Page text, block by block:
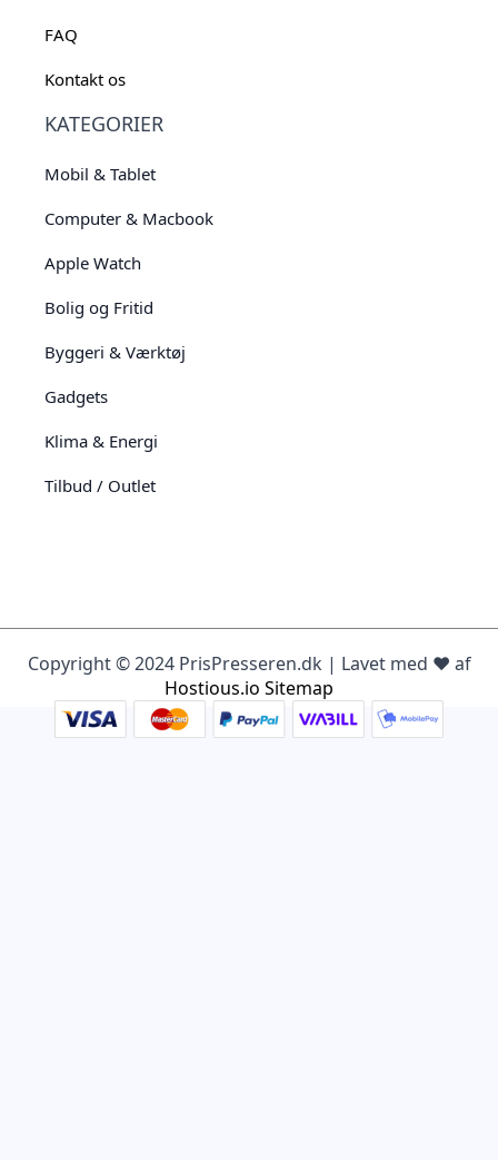
FAQ
Kontakt os
KATEGORIER
Mobil & Tablet
Computer & Macbook
Apple Watch
Bolig og Fritid
Byggeri & Værktøj
Gadgets
Klima & Energi
Tilbud / Outlet
Copyright © 2024 PrisPresseren.dk | Lavet med ♥️ af
Hostious.io Sitemap